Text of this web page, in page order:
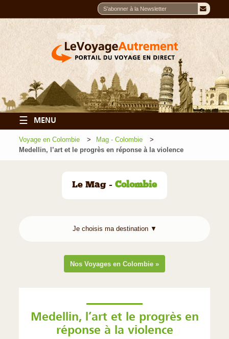
☰ MENU
Voyage en Colombie
Mag - Colombie
Medellin, l’art et le progrès en réponse à la violence
Le Mag - Colombie
Nos Voyages en Colombie »
Medellin, l’art et le progrès en
réponse à la violence